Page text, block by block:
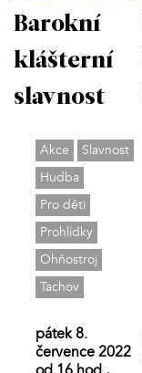
Barokní
klášterní
slavnost
Akce
Slavnost
Hudba
Pro děti
Prohlídky
Ohňostroj
Tachov
pátek 8.
července 2022